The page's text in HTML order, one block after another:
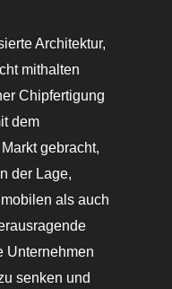
Architektur,
mithalten
Chipfertigung
dem
gebracht,
der Lage,
als auch
Unternehmen
senken und